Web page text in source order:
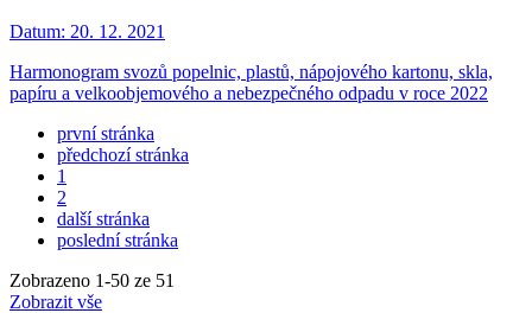
Datum: 20. 12. 2021
Harmonogram svozů popelnic, plastů, nápojového kartonu, skla,
papíru a velkoobjemového a nebezpečného odpadu v roce 2022
první stránka
předchozí stránka
1
2
další stránka
poslední stránka
Zobrazeno 1-50 ze 51
Zobrazit vše